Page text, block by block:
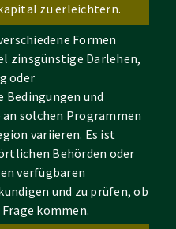
zu erleichtern.
Formen
zinsgünstige Darlehen,
oder
Bedingungen und
solchen Programmen
variieren. Es ist
Behörden oder
verfügbaren
und zu prüfen, ob
kommen.